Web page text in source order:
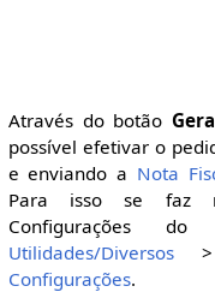
Através do botão
possível efetivar o
e enviando a Nota
Para isso se faz
Configurações
Utilidades/Diversos
Configurações.